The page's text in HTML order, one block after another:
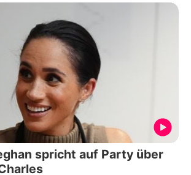
spricht auf Party über